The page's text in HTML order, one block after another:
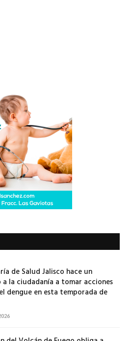
de Salud Jalisco hace un
a la ciudadanía a tomar acciones
dengue en esta temporada de